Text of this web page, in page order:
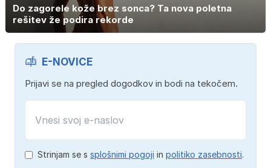
Do zagorele kože brez sonca? Ta nova poletna
rešitev že podira rekorde
E-NOVICE
Prijavi se na pregled dogodkov in bodi na tekočem.
Strinjam se s splošnimi pogoji in politiko zasebnosti.